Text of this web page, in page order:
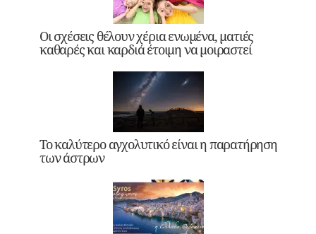
Οι σχέσεις θέλουν χέρια ενωμένα, ματιές
καθαρές και καρδιά έτοιμη να μοιραστεί
Το καλύτερο αγχολυτικό είναι η παρατήρηση
των άστρων